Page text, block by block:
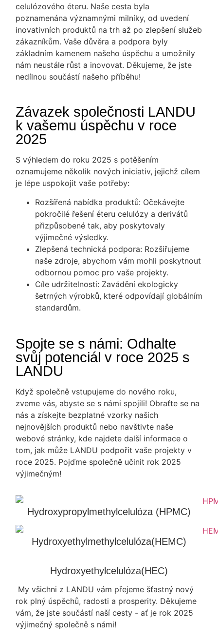
celulózového éteru. Naše cesta byla
poznamenána významnými milníky, od uvedení
inovativních produktů na trh až po zlepšení služeb
zákazníkům. Vaše důvěra a podpora byly
základním kamenem našeho úspěchu a umožnily
nám neustále růst a inovovat. Děkujeme, že jste
nedílnou součástí našeho příběhu!
Závazek společnosti LANDU
k vašemu úspěchu v roce
2025
S výhledem do roku 2025 s potěšením
oznamujeme několik nových iniciativ, jejichž cílem
je lépe uspokojit vaše potřeby:
Rozšířená nabídka produktů: Očekávejte
pokročilé řešení éteru celulózy a derivátů
přizpůsobené tak, aby poskytovaly
výjimečné výsledky.
Zlepšená technická podpora: Rozšiřujeme
naše zdroje, abychom vám mohli poskytnout
odbornou pomoc pro vaše projekty.
Cíle udržitelnosti: Zavádění ekologicky
šetrných výrobků, které odpovídají globálním
standardům.
Spojte se s námi: Odhalte
svůj potenciál v roce 2025 s
LANDU
Když společně vstupujeme do nového roku,
zveme vás, abyste se s námi spojili! Obraťte se na
nás a získejte bezplatné vzorky našich
nejnovějších produktů nebo navštivte naše
webové stránky, kde najdete další informace o
tom, jak může LANDU podpořit vaše projekty v
roce 2025. Pojďme společně učinit rok 2025
výjimečným!
Hydroxypropylmethylcelulóza (HPMC)
Hydroxyethylmethylcelulóza(HEMC)
Hydroxyethylcelulóza(HEC)
My všichni z LANDU vám přejeme šťastný nový
rok plný úspěchů, radosti a prosperity. Děkujeme
vám, že jste součástí naší cesty - ať je rok 2025
výjimečný společně s námi!